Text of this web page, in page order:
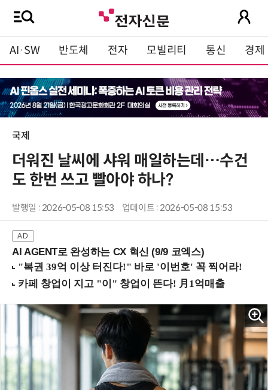
AI·SW 반도체 전자 모빌리티 통신 경제
국제
더워진 날씨에 샤워 매일하는데…수건
도 한번 쓰고 빨아야 하나?
발행일 : 2026-05-08 15:53 업데이트 : 2026-05-08 15:53
AI AGENT로 완성하는 CX 혁신 (9/9 코엑스)